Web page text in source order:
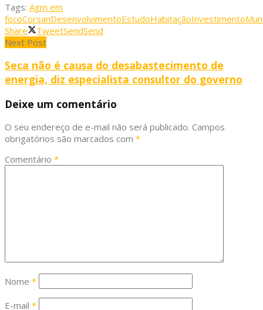
Tags: Agm em
focoCorsanDesenvolvimentoEstudoHabitaçãoInvestimento
Share
TweetSendSend
Next Post
Seca não é causa do desabastecimento de
energia, diz especialista consultor do governo
Deixe um comentário
O seu endereço de e-mail não será publicado. Campos
obrigatórios são marcados com *
Comentário *
Nome *
E-mail *